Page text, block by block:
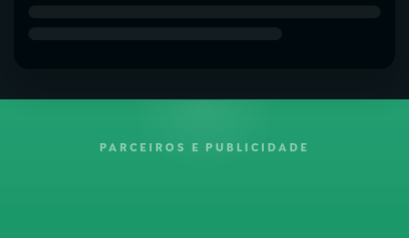
PARCEIROS E PUBLICIDADE